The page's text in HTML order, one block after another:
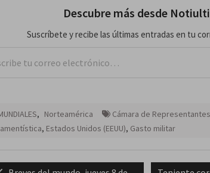
Descubre más desde
Suscríbete y recibe las últimas entradas en tu
, Norteamérica Cámara de Representantes
, Estados Unidos (EEUU), Gasto militar